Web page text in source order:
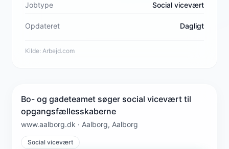
Jobtype Social vicevært
Opdateret Dagligt
Kilde: Arbejd.com
Bo- og gadeteamet søger social vicevært til
opgangsfællesskaberne
www.aalborg.dk · Aalborg, Aalborg
Social vicevært